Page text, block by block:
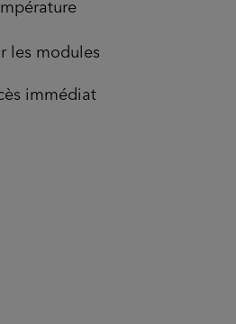
les modules
immédiat